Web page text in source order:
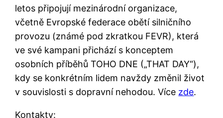
letos připojují mezinárodní organizace,
včetně Evropské federace obětí silničního
provozu (známé pod zkratkou FEVR), která
ve své kampani přichází s konceptem
osobních příběhů TOHO DNE („THAT DAY“),
kdy se konkrétním lidem navždy změnil život
v souvislosti s dopravní nehodou. Více zde.
Kontakty: